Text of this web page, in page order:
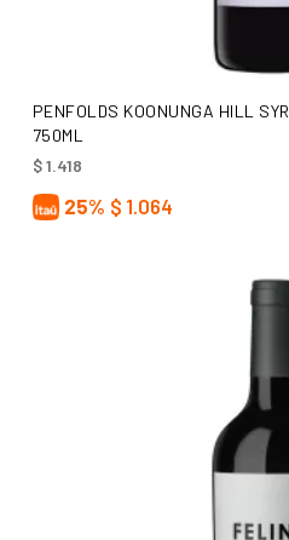
AÑADIR
PENFOLDS KOONUNGA HILL
750ML
$1.418
25% $ 1.064